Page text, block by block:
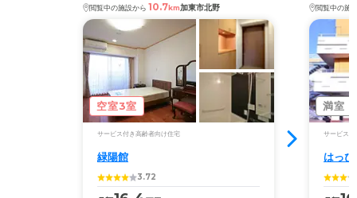
閲覧中の施設から 10.7km加東市北野
空室3室
サービス付き高齢者向け住宅
緑陽館
3.72
閲覧中の施
満室
サービス付
はっ